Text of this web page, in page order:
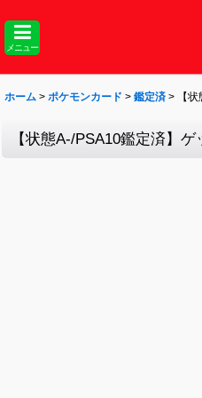
メニュー
ホーム > ポケモンカード > 鑑定済 > 【
【状態A-/PSA10鑑定済】